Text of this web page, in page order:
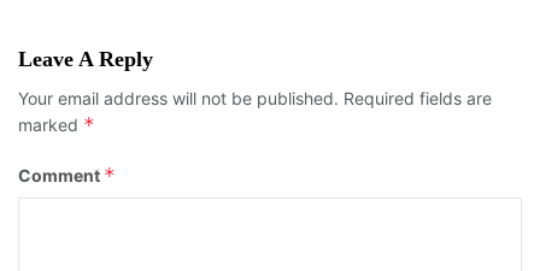
Leave A Reply
Your email address will not be published. Required fields are
marked *
Comment *